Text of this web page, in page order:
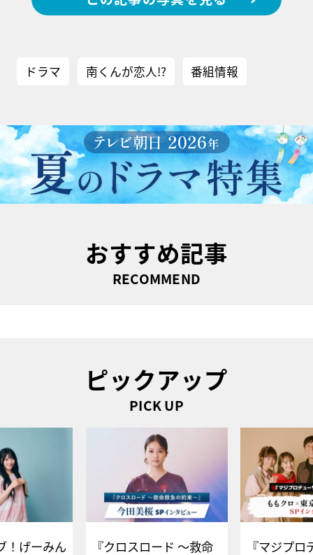
ドラマ 南くんが恋人!? 番組情報
おすすめ記事
RECOMMEND
ピックアップ
PICK UP
！げーみん 『クロスロード ～救命 『マジプロ